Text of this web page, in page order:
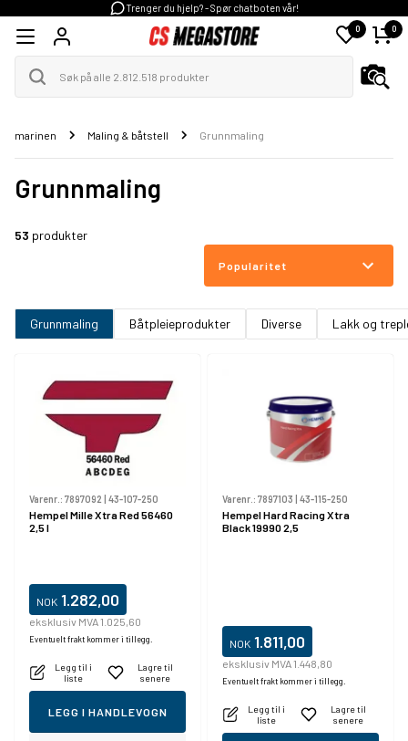
Trenger du hjelp? - Spør chatboten vår!
0 0
marinen Maling & båtstell Grunnmaling
Grunnmaling
53 produkter
Popularitet
Grunnmaling Båtpleieprodukter Diverse Lakk og
Varenr.: 7897092 | 43-107-250
Hempel Mille Xtra Red 56460
2,5 l
NOK 1.282,00
eksklusiv MVA 1.025,60
Eventuelt frakt kommer i tillegg.
Legg til i
liste
Lagre til
senere
LEGG I HANDLEVOGN
Varenr.: 7897103 | 43-115-250
Hempel Hard Racing Xtra
Black 19990 2,5
NOK 1.811,00
eksklusiv MVA 1.448,80
Eventuelt frakt kommer i tillegg.
Legg til i
liste
Lagre til
senere